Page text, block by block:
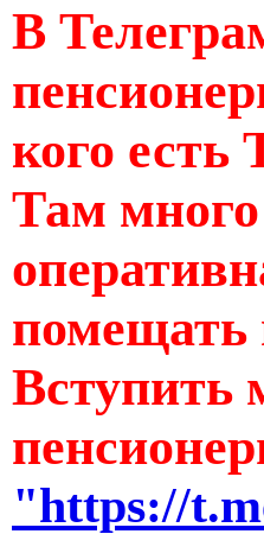
В
кого есть
Там много
Вступить
"https://